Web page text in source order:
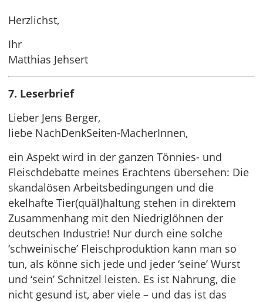
Herzlichst,
Ihr
Matthias Jehsert
7. Leserbrief
Lieber Jens Berger,
liebe NachDenkSeiten-MacherInnen,
ein Aspekt wird in der ganzen Tönnies- und
Fleischdebatte meines Erachtens übersehen: Die
skandalösen Arbeitsbedingungen und die
ekelhafte Tier(quäl)haltung stehen in direktem
Zusammenhang mit den Niedriglöhnen der
deutschen Industrie! Nur durch eine solche
‘schweinische’ Fleischproduktion kann man so
tun, als könne sich jede und jeder ‘seine’ Wurst
und ‘sein’ Schnitzel leisten. Es ist Nahrung, die
nicht gesund ist, aber viele – und das ist das